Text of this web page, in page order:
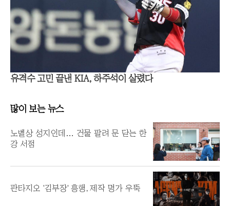
유격수 고민 끝낸 KIA, 하주석이 살렸다
많이 보는 뉴스
노벨상 성지인데… 건물 팔려 문 닫는 한
강 서점
판타지오 '김부장' 흥행, 제작 명가 우뚝